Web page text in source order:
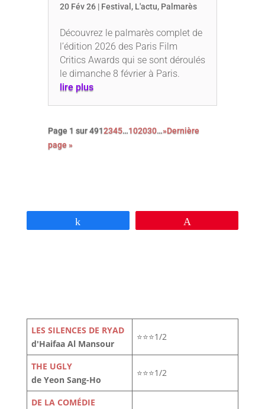
20 Fév 26| Festival , L'actu, Palmarès
Découvrez le palmarès complet de
l’édition 2026 des Paris Film
Critics Awards qui se sont déroulés
le dimanche 8 février à Paris.
lire plus
Page 1 sur 4912345…102030…»Dernière
page »
LES SILENCES DE RYAD
d'Haifaa Al Mansour
⭐⭐⭐1/2
THE UGLY
de Yeon Sang-Ho
⭐⭐⭐1/2
DE LA COMÉDIE